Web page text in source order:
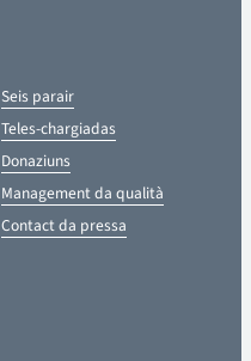
Seis parair
Teles-chargiadas
Donaziuns
Management da qualità
Contact da pressa